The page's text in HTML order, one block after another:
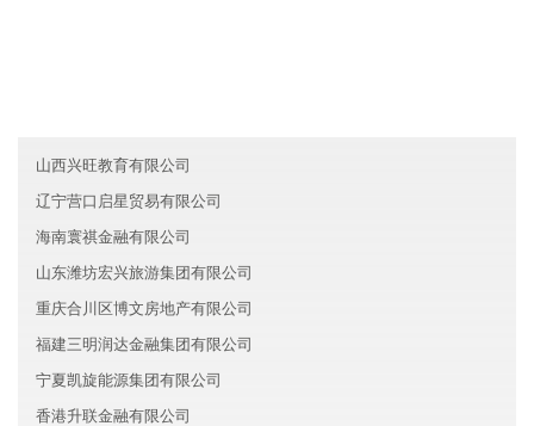
山西兴旺教育有限公司
辽宁营口启星贸易有限公司
海南寰祺金融有限公司
山东潍坊宏兴旅游集团有限公司
重庆合川区博文房地产有限公司
福建三明润达金融集团有限公司
宁夏凯旋能源集团有限公司
香港升联金融有限公司